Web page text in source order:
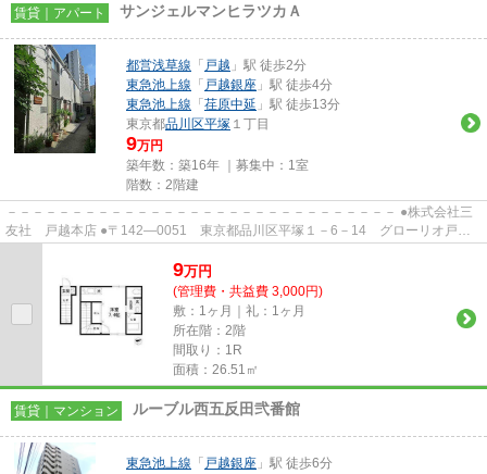
賃貸｜アパート サンジェルマンヒラツカＡ
都営浅草線 「 戸越 」駅 徒歩2分
東急池上線 「 戸越銀座 」駅 徒歩4分
東急池上線 「 荏原中延 」駅 徒歩13分
東京都品川区平塚 １丁目
9万円
築年数：築16年 ｜募集中： 1室
階数：2階建
－－－－－－－－－－－－－－－－－－－－－－－－－－－－－－ ●株式会社三
友社 戸越本店 ●〒142―0051 東京都品川区平塚１－6－14 グローリオ戸越
9万円
(管理費・共益費 3,000円)
敷：1ヶ月｜礼：1ヶ月
所在階：2階
間取り：1R
面積：26.51㎡
賃貸｜マンション ルーブル西五反田弐番館
東急池上線 「 戸越銀座 」駅 徒歩6分